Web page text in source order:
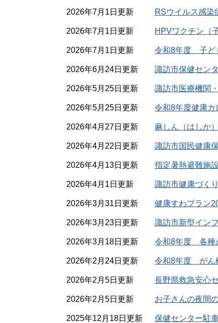
2026年7月1日更新 RSウイルス感染
2026年7月1日更新 HPVワクチン（
2026年7月1日更新 令和8年度 子ど
2026年6月24日更新 諏訪市保健セン
2026年5月25日更新 諏訪市医療機関
2026年5月25日更新 令和8年度健康カ
2026年4月27日更新 麻しん（はしか
2026年4月22日更新 諏訪市国民健康
2026年4月13日更新 指定暑熱避難施
2026年4月1日更新 諏訪市健康づく
2026年3月31日更新 健康すわプラン
2026年3月23日更新 諏訪市新型イン
2026年3月18日更新 令和8年度 各種
2026年2月24日更新 令和8年度 がん
2026年2月5日更新 長野県救急安心
2026年2月5日更新 お子さんの夜間
2025年12月18日更新 保健センター駐